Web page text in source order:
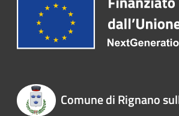
Comune di Rignano